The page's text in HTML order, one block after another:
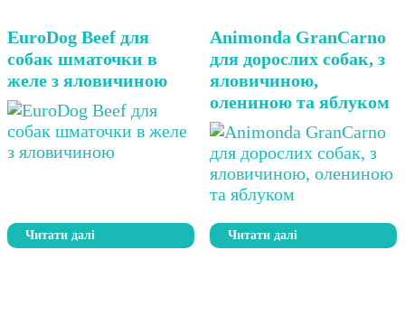
EuroDog Beef для
собак шматочки в
желе з яловичиною
Читати далі
Animonda GranCarno
для дорослих собак, з
яловичиною,
олениною та яблуком
Читати далі